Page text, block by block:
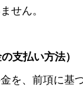
せん。
支払い方法）
を、前項に基